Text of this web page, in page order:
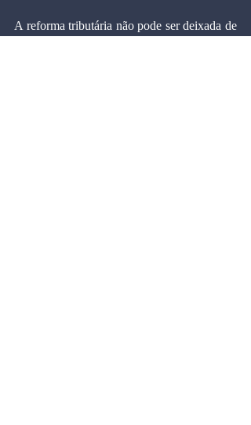
A reforma tributária não pode ser deixada de